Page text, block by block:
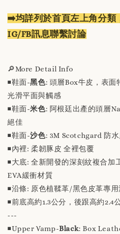
➡️均詳列於首頁左上角分類
IG/FB訊息聯繫討論
🔎More Detail Info
◾️鞋面-黑色: 頭層Box牛皮，表面
光滑平面與觸感
◾️鞋面-米色: 阿根廷出產的頭層
絕佳
◾️鞋面-沙色: 3M Scotchgard 防
◾️內裡: 柔韌豚皮 全裡包覆
◾️大底: 全新開發的深刻紋複合加
EVA緩衝材質
◾️沿條: 原色植鞣革/黑色皮革專
◾️前底高約1.3公分，後跟高約2.4
---
◾️Upper Vamp-Black: Box